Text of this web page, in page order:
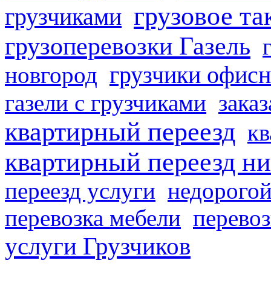
грузчиками грузовое
грузоперевозки Газель
новгород грузчики
газели с грузчиками
квартирный переезд
квартирный переезд
переезд услуги
перевозка мебели
услуги Грузчиков